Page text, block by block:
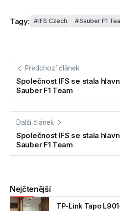
Tagy: IFS Czech Sauber F1
Předchozí článek
Společnost IFS se stala
Sauber F1 Team
Další článek
Společnost IFS se stala
Sauber F1 Team
Nejčtenější
TP-Link Tapo